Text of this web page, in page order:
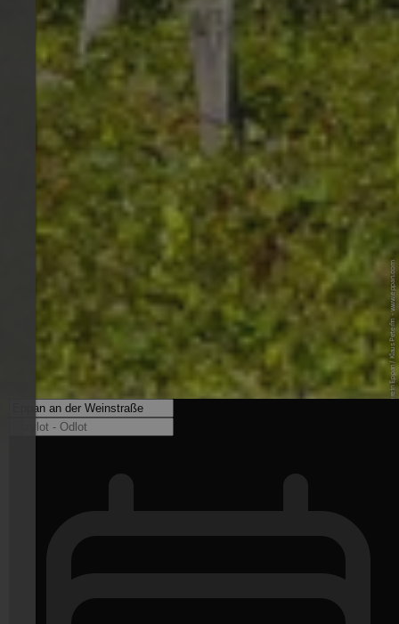
© Tourismusverein Eppan / Klaus Peterlin - www.eppan.com